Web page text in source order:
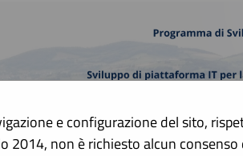
CONTRASTO
e configurazione del sito,
2014, non è richiesto alcun consenso